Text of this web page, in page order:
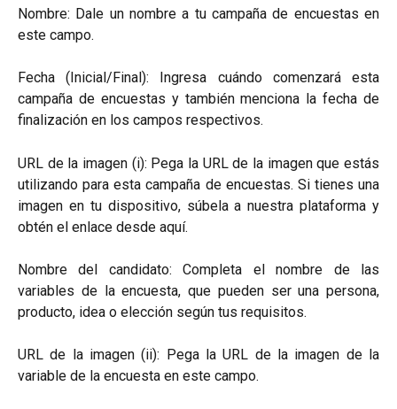
Nombre: Dale un nombre a tu campaña de encuestas en
este campo.
Fecha (Inicial/Final): Ingresa cuándo comenzará esta
campaña de encuestas y también menciona la fecha de
finalización en los campos respectivos.
URL de la imagen (i): Pega la URL de la imagen que estás
utilizando para esta campaña de encuestas. Si tienes una
imagen en tu dispositivo, súbela a nuestra plataforma y
obtén el enlace desde aquí.
Nombre del candidato: Completa el nombre de las
variables de la encuesta, que pueden ser una persona,
producto, idea o elección según tus requisitos.
URL de la imagen (ii): Pega la URL de la imagen de la
variable de la encuesta en este campo.